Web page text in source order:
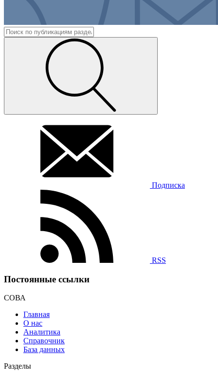
Подписка
RSS
Постоянные ссылки
СОВА
Главная
О нас
Аналитика
Справочник
База данных
Разделы